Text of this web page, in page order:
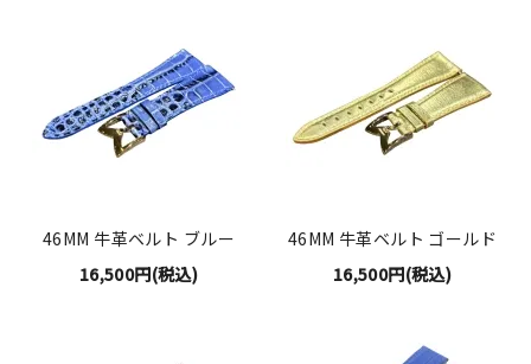
46MM 牛革ベルト ブルー
16,500円(税込)
46MM 牛革ベルト ゴールド
16,500円(税込)